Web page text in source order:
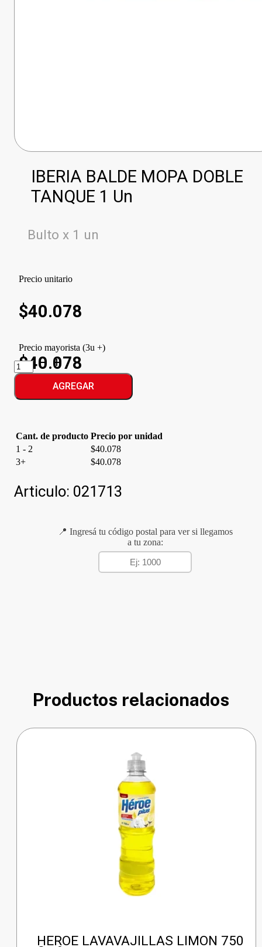
IBERIA BALDE MOPA DOBLE
TANQUE 1 Un
Bulto x 1 un
Precio unitario
$40.078
Precio mayorista (3u +)
$40.078
IBERIA
BALDE
MOPA
TANQUE
AGREGAR
Cant. de producto Precio por unidad
1 - 2
$40.078
3+
$40.078
Articulo: 021713
📍 Ingresá tu código postal para ver si llegamos
a tu zona:
Productos relacionados
HEROE LAVAVAJILLAS LIMON 750